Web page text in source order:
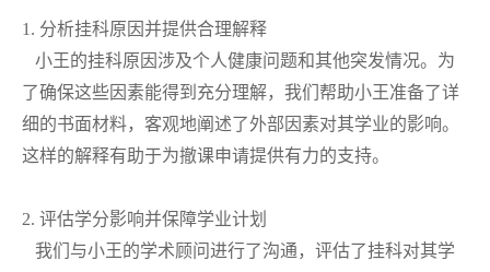
1. 分析挂科原因并提供合理解释
小王的挂科原因涉及个人健康问题和其他突发情况。为
了确保这些因素能得到充分理解，我们帮助小王准备了详
细的书面材料，客观地阐述了外部因素对其学业的影响。
这样的解释有助于为撤课申请提供有力的支持。
2. 评估学分影响并保障学业计划
我们与小王的学术顾问进行了沟通，评估了挂科对其学